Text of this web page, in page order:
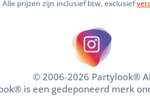
Alle prijzen zijn inclusief btw, exclusief
© 2006-2026 Partylook®
is een gedeponeerd merk